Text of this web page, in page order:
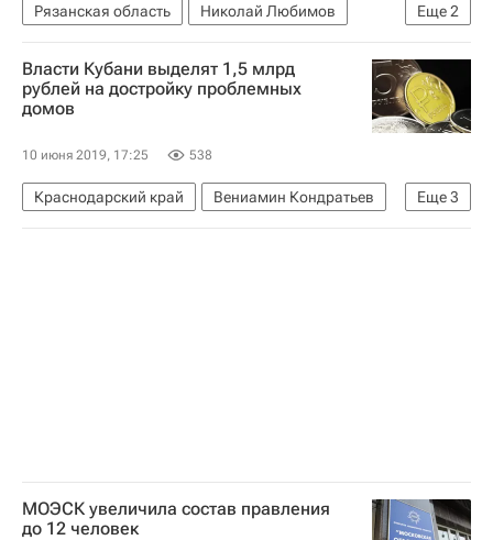
Еще2
Рязанская область
Николай Любимов
Жилье
Рязанская область
Власти Кубани выделят 1,5 млрд
рублей на достройку проблемных
домов
10 июня 2019, 17:25 538
Еще3
Краснодарский край
Вениамин Кондратьев
Жилье
Дольщики Краснодарский край
МОЭСК увеличила состав правления
до 12 человек